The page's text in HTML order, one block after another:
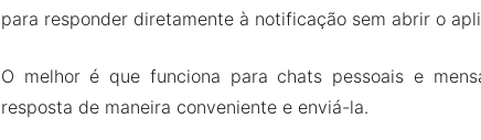
para responder diretamente à notificação sem abrir o
O melhor é que funciona para chats pessoais e
resposta de maneira conveniente e enviá-la.